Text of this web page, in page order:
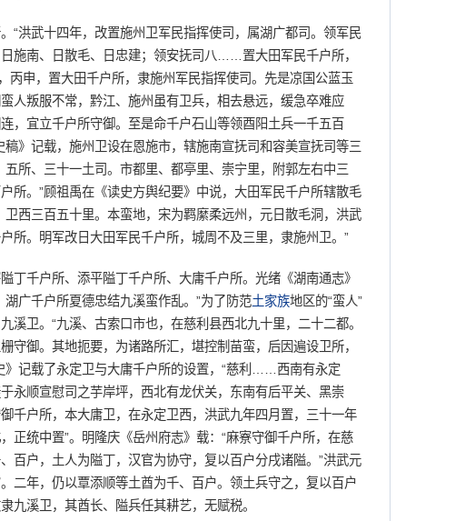
洪武十四年，改置施州卫军民指挥使司，属湖广都司。领军民
施南、日散毛、日忠建；领安抚司八……置大田军民千户所，
丙申，置大田千户所，隶施州军民指挥使司。先是凉国公蓝玉
人叛服不常，黔江、施州虽有卫兵，相去悬远，缓急卒难应
，宜立千户所守御。至是命千户石山等领酉阳土兵一千五百
稿》记载，施州卫设在恩施市，辖施南宣抚司和容美宣抚司等三
所、三十一土司。市都里、都亭里、崇宁里，附郭左右中三
所。”顾祖禹在《读史方舆纪要》中说，大田军民千户所辖散毛
卫西三百五十里。本蛮地，宋为羁縻柔远州，元日散毛洞，洪武
所。明军改日大田军民千户所，城周不及三里，隶施州卫。”
千户所、添平隘丁千户所、大庸千户所。光绪《湖南通志》
广千户所夏德忠结九溪蛮作乱。”为了防范土家族地区的“蛮人”
溪卫。“九溪、古索口市也，在慈利县西北九十里，二十二都。
守御。其地扼要，为诸路所汇，堪控制苗蛮，后因遍设卫所，
》记载了永定卫与大庸千户所的设置，“慈利……西南有永定
永顺宣慰司之芋岸坪，西北有龙伏关，东南有后平关、黑崇
千户所，本大庸卫，在永定卫西，洪武九年四月置，三十一年
正统中置”。明隆庆《岳州府志》载：“麻寮守御千户所，在慈
百户，土人为隘丁，汉官为协守，复以百户分戌诸隘。”洪武元
二年，仍以覃添顺等土酋为千、百户。领土兵守之，复以百户
隶九溪卫，其酋长、隘兵任其耕艺，无赋税。